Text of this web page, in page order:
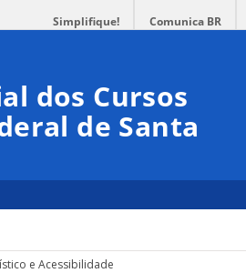
Simplifique! Comunica BR
dos Cursos
de Santa
e Acessibilidade